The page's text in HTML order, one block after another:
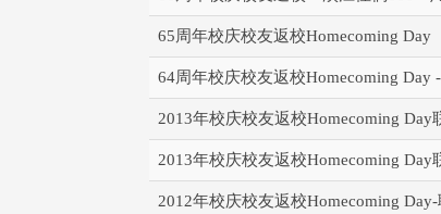
65周年校庆校友返校Homecoming Day
64周年校庆校友返校Homecoming Day
2013年校庆校友返校Homecoming Day
2013年校庆校友返校Homecoming Day
2012年校庆校友返校Homecoming